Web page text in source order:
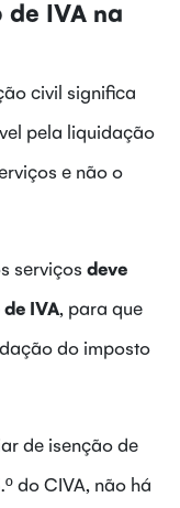
IVA na
civil significa
pela liquidação
e não o
serviços deve
IVA, para que
do imposto
de isenção de
do CIVA, não há